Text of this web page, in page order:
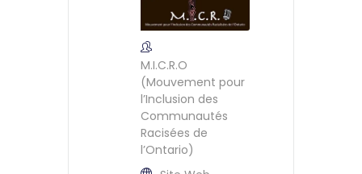
M.I.C.R.O
(Mouvement pour
l’Inclusion des
Communautés
Racisées de
l’Ontario)